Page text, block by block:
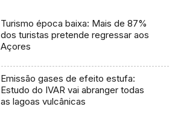
Turismo época baixa: Mais de 87%
dos turistas pretende regressar aos
Açores
Emissão gases de efeito estufa:
Estudo do IVAR vai abranger todas
as lagoas vulcânicas